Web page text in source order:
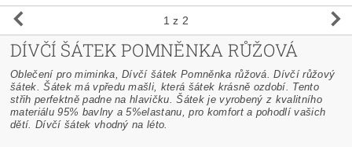
1 z 2
DÍVČÍ ŠÁTEK POMNĚNKA RŮŽOVÁ
Oblečení pro miminka, Dívčí šátek Pomněnka růžová. Dívčí růžový
šátek. Šátek má vpředu mašli, která šátek krásně ozdobí. Tento
střih perfektně padne na hlavičku. Šátek je vyrobený z kvalitního
materiálu 95% bavlny a 5%elastanu, pro komfort a pohodlí vašich
dětí. Dívčí šátek vhodný na léto.